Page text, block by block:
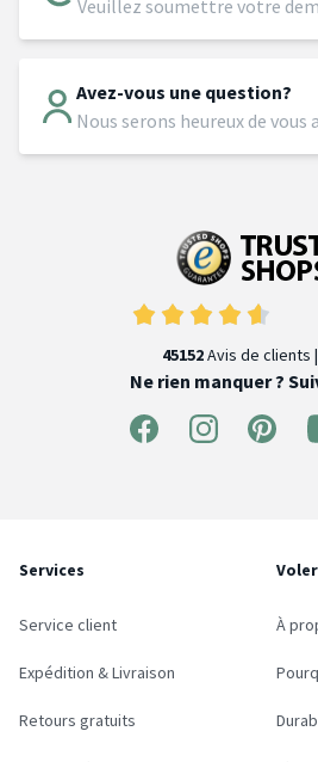
Veuillez soumettre votre
Avez-vous une question?
Nous serons heureux de vous
45152Avis de clients |
Ne rien manquer ?
Services
Service client
Expédition & Livraison
Retours gratuits
À